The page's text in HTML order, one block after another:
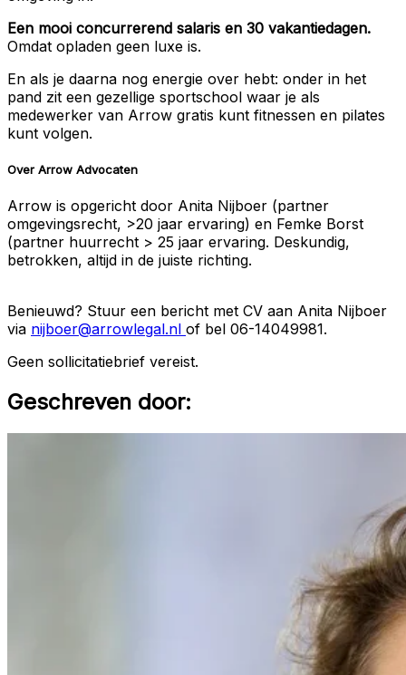
Een mooi concurrerend salaris en 30 vakantiedagen.
Omdat opladen geen luxe is.
En als je daarna nog energie over hebt: onder in het
pand zit een gezellige sportschool waar je als
medewerker van Arrow gratis kunt fitnessen en pilates
kunt volgen.
Over Arrow Advocaten
Arrow is opgericht door Anita Nijboer (partner
omgevingsrecht, >20 jaar ervaring) en Femke Borst
(partner huurrecht > 25 jaar ervaring. Deskundig,
betrokken, altijd in de juiste richting.
Benieuwd? Stuur een bericht met CV aan Anita Nijboer
via nijboer@arrowlegal.nl of bel 06-14049981.
Geen sollicitatiebrief vereist.
Geschreven door: